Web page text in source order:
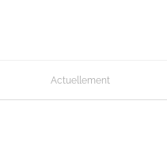
de la CAF
Actuellement